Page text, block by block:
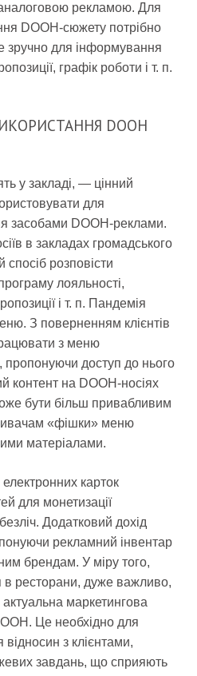
рекламою. Для
DOOH-сюжету потрібно
зручно для інформування
графік роботи і т. п.
DOOH
у закладі, — цінний
для
засобами DOOH-реклами.
в закладах громадського
розповісти
лояльності,
і т. п. Пандемія
З поверненням клієнтів
з меню
пропонуючи доступ до нього
контент на DOOH-носіях
бути більш привабливим
«фішки» меню
матеріалами.
карток
для монетизації
Додатковий дохід
рекламний інвентар
брендам. У міру того,
в ресторани, дуже важливо,
маркетингова
Це необхідно для
відносин з клієнтами,
завдань, що сприяють